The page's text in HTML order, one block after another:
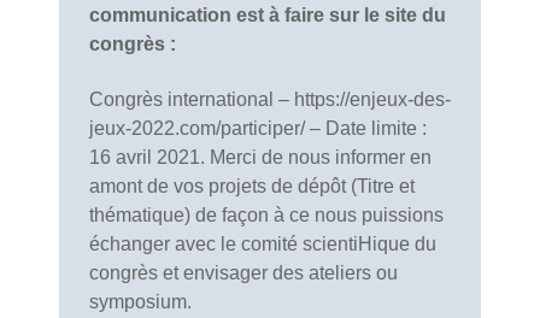
communication est à faire sur le site du
congrès :
Congrès international – https://enjeux-des-
jeux-2022.com/participer/ – Date limite :
16 avril 2021. Merci de nous informer en
amont de vos projets de dépôt (Titre et
thématique) de façon à ce nous puissions
échanger avec le comité scientiHique du
congrès et envisager des ateliers ou
symposium.